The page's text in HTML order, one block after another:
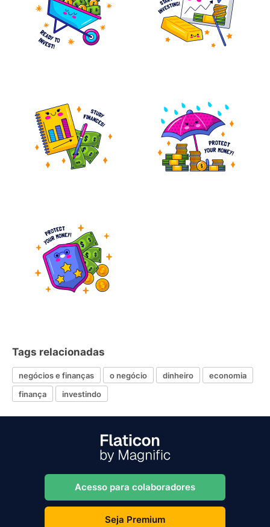
Tags relacionadas
negócios e finanças o negócio dinheiro
economia
finança
investindo
Acesso para colaboradores
Seja Premium